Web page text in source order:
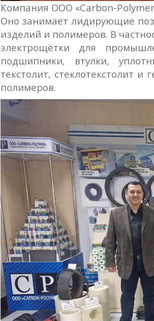
Компания ООО «Carbon-
Оно занимает лидирующие
изделий и полимеров. В
электрощётки для
подшипники, втулки,
текстолит, стеклотекстолит
полимеров.